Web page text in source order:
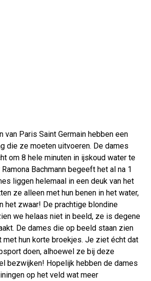
van Paris Saint Germain hebben een
die ze moeten uitvoeren. De dames
om 8 hele minuten in ijskoud water te
Bachmann begeeft het al na 1
liggen helemaal in een deuk van het
ze alleen met hun benen in het water,
het zwaar! De prachtige blondine
we helaas niet in beeld, ze is degene
De dames die op beeld staan zien
met hun korte broekjes. Je ziet écht dat
doen, alhoewel ze bij deze
bezwijken! Hopelijk hebben de dames
op het veld wat meer